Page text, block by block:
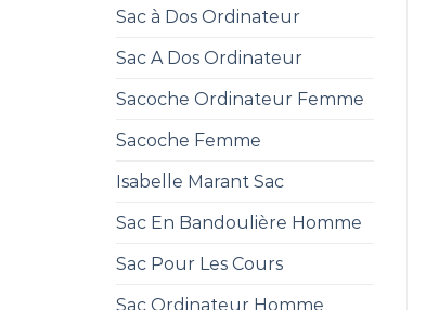
Sac à Dos Ordinateur
Sac A Dos Ordinateur
Sacoche Ordinateur Femme
Sacoche Femme
Isabelle Marant Sac
Sac En Bandoulière Homme
Sac Pour Les Cours
Sac Ordinateur Homme